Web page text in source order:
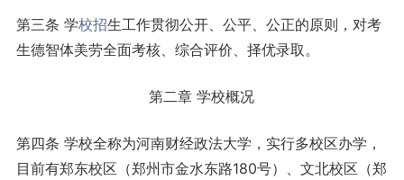
第三条 学校招生工作贯彻公开、公平、公正的原则，对考
生德智体美劳全面考核、综合评价、择优录取。
第二章 学校概况
第四条 学校全称为河南财经政法大学，实行多校区办学，
目前有郑东校区（郑州市金水东路180号）、文北校区（郑